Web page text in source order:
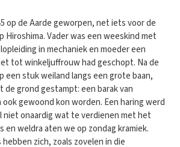
op de Aarde geworpen, net iets voor de
Hiroshima. Vader was een weeskind met
in mechaniek en moeder een
tot winkeljuffrouw had geschopt. Na de
een stuk weiland langs een grote baan,
de grond gestampt: een barak van
gewoond kon worden. Een haring werd
niet onaardig wat te verdienen met het
en weldra aten we op zondag kramiek.
zich, zoals zovelen in die